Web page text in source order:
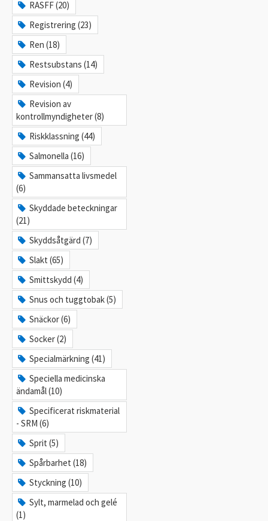
RASFF (20)
Registrering (23)
Ren (18)
Restsubstans (14)
Revision (4)
Revision av
kontrollmyndigheter (8)
Riskklassning (44)
Salmonella (16)
Sammansatta livsmedel
(6)
Skyddade beteckningar
(21)
Skyddsåtgärd (7)
Slakt (65)
Smittskydd (4)
Snus och tuggtobak (5)
Snäckor (6)
Socker (2)
Specialmärkning (41)
Speciella medicinska
ändamål (10)
Specificerat riskmaterial
- SRM (6)
Sprit (5)
Spårbarhet (18)
Styckning (10)
Sylt, marmelad och gelé
(1)